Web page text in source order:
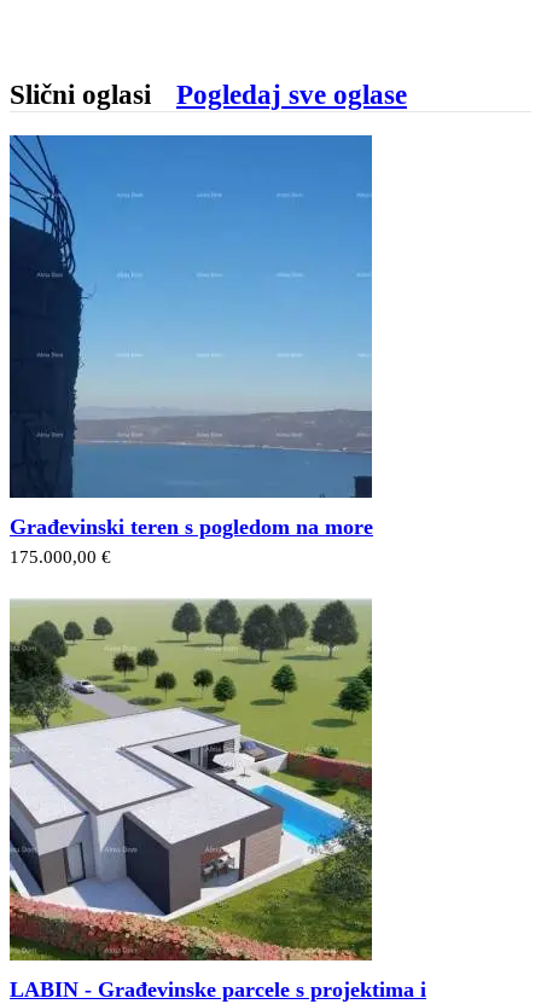
Slični oglasi Pogledaj sve oglase
Građevinski teren s pogledom na more
175.000,00 €
LABIN - Građevinske parcele s projektima i